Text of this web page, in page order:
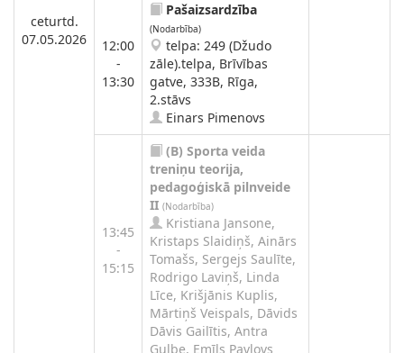
ceturtd.
07.05.2026
12:00
-
13:30
Pašaizsardzība
(Nodarbība)
telpa: 249 (Džudo
zāle).telpa, Brīvības
gatve, 333B, Rīga,
2.stāvs
Einars Pimenovs
13:45
-
15:15
(B) Sporta veida
treniņu teorija,
pedagoģiskā pilnveide
II (Nodarbība)
Kristiana Jansone,
Kristaps Slaidiņš, Ainārs
Tomašs, Sergejs Saulīte,
Rodrigo Laviņš, Linda
Līce, Krišjānis Kuplis,
Mārtiņš Veispals, Dāvids
Dāvis Gailītis, Antra
Gulbe, Emīls Pavlovs